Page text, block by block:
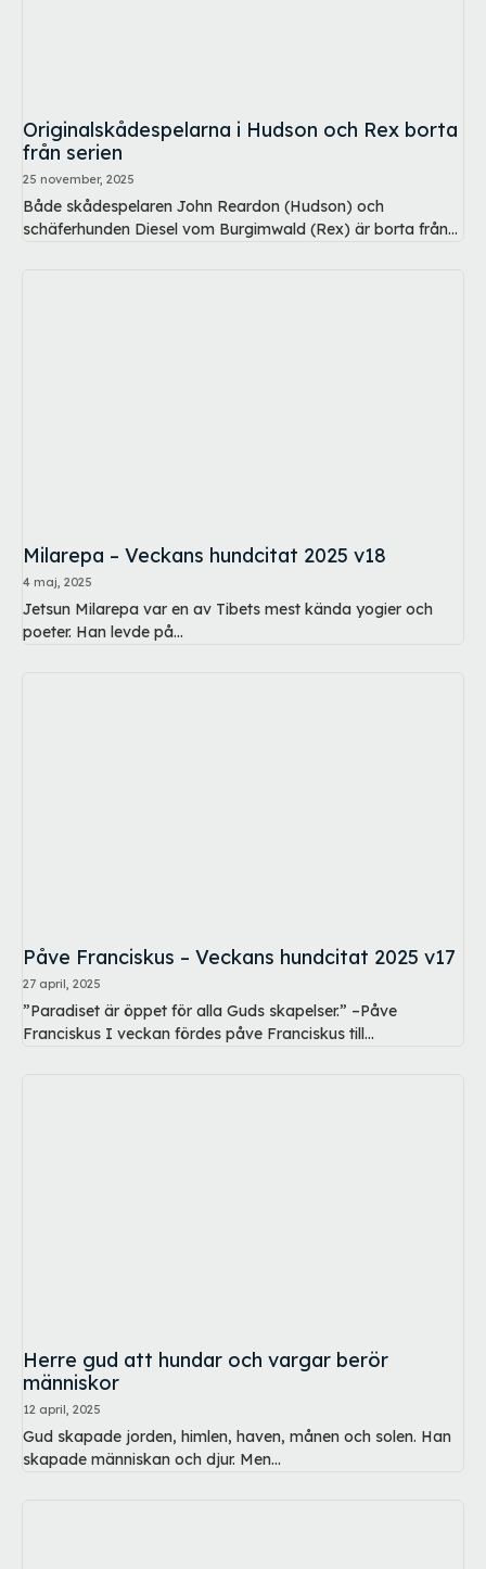
Originalskådespelarna i Hudson och Rex borta
från serien
25 november, 2025
Både skådespelaren John Reardon (Hudson) och
schäferhunden Diesel vom Burgimwald (Rex) är borta från...
Milarepa – Veckans hundcitat 2025 v18
4 maj, 2025
Jetsun Milarepa var en av Tibets mest kända yogier och
poeter. Han levde på...
Påve Franciskus – Veckans hundcitat 2025 v17
27 april, 2025
”Paradiset är öppet för alla Guds skapelser.” –Påve
Franciskus I veckan fördes påve Franciskus till...
Herre gud att hundar och vargar berör
människor
12 april, 2025
Gud skapade jorden, himlen, haven, månen och solen. Han
skapade människan och djur. Men...